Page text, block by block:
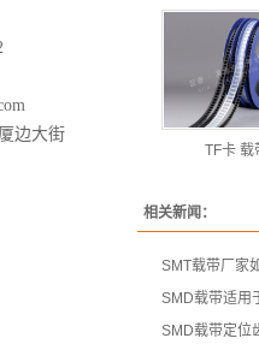
边大街
TF卡 载
相关新闻：
SMT载带厂家
SMD载带适用
SMD载带定位